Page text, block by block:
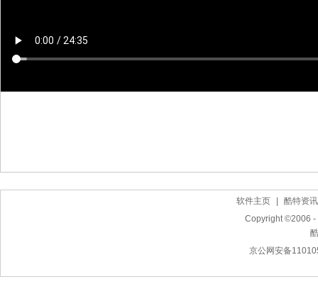
软件主页
酷特资讯
Copyright ©2006 -
京公网安备